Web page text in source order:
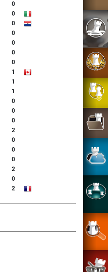
0
0
0
0
0
0
0
1
1
1
0
0
0
2
0
0
0
2
0
2